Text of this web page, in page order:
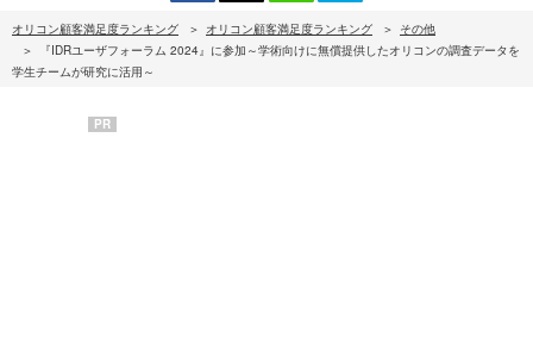
オリコン顧客満足度ランキング オリコン顧客満足度ランキング
その他
『IDRユーザフォーラム 2024』に参加～学術向けに無償提供したオリコンの調査データを
学生チームが研究に活用～
PR